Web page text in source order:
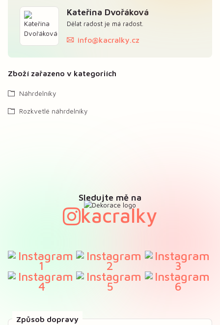
Kateřina Dvořáková
Dělat radost je má radost.
info@kacralky.cz
Zboží zařazeno v kategoriích
Náhrdelníky
Rozkvetlé náhrdelníky
Sledujte mě na
kacralky
Způsob dopravy